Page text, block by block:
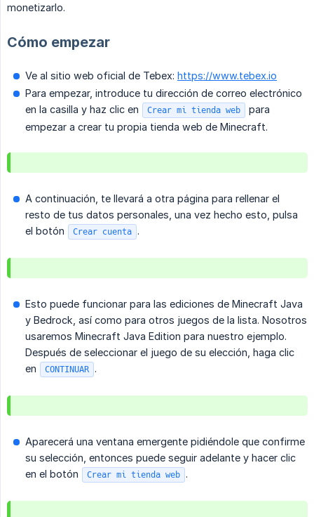
monetizarlo.
Cómo empezar
Ve al sitio web oficial de Tebex: https://www.tebex.io
Para empezar, introduce tu dirección de correo electrónico
en la casilla y haz clic en
Crear mi tienda web
para
empezar a crear tu propia tienda web de Minecraft.
A continuación, te llevará a otra página para rellenar el
resto de tus datos personales, una vez hecho esto, pulsa
el botón
Crear cuenta .
Esto puede funcionar para las ediciones de Minecraft Java
y Bedrock, así como para otros juegos de la lista. Nosotros
usaremos Minecraft Java Edition para nuestro ejemplo.
Después de seleccionar el juego de su elección, haga clic
en
CONTINUAR .
Aparecerá una ventana emergente pidiéndole que confirme
su selección, entonces puede seguir adelante y hacer clic
en el botón
Crear mi tienda web .